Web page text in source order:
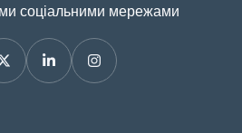
соціальними мережами